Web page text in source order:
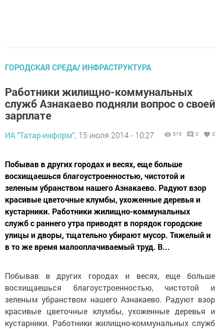
ГОРОДСКАЯ СРЕДА/ ИНФРАСТРУКТУРА
Работники жилищно-коммунальных
служб Азнакаево подняли вопрос о своей
зарплате
ИА "Татар-информ", 15 июля 2014 - 10:27 515 0 0
Побывав в других городах и весях, еще больше
восхищаешься благоустроенностью, чистотой и
зеленым убранством нашего Азнакаево. Радуют взор
красивые цветочные клумбы, ухоженные деревья и
кустарники. Работники жилищно-коммунальных
служб с раннего утра приводят в порядок городские
улицы и дворы, тщательно убирают мусор. Тяжелый и
в то же время малооплачиваемый труд. В...
Побывав в других городах и весях, еще больше
восхищаешься благоустроенностью, чистотой и
зеленым убранством нашего Азнакаево. Радуют взор
красивые цветочные клумбы, ухоженные деревья и
кустарники. Работники жилищно-коммунальных служб